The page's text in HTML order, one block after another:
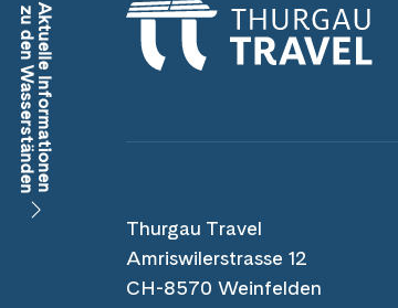
Aktuelle Informationen
zu den Wasserständen
Thurgau Travel
Amriswilerstrasse 12
CH-8570 Weinfelden